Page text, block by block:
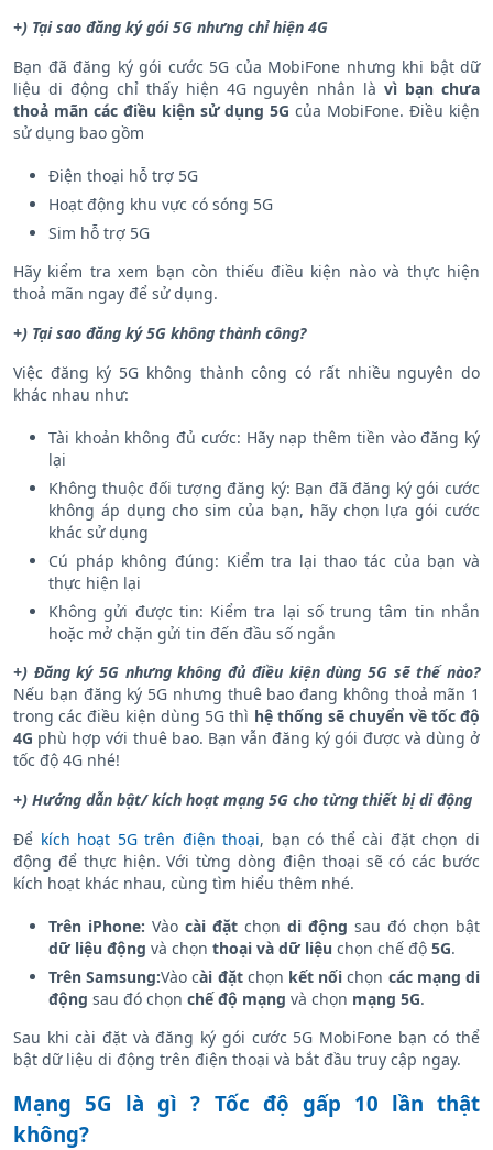
+) Tại sao đăng ký gói 5G nhưng chỉ hiện 4G
Bạn đã đăng ký gói cước 5G của MobiFone nhưng khi bật dữ
liệu di động chỉ thấy hiện 4G nguyên nhân làvì bạn chưa
thoả mãn các điều kiện sử dụng 5Gcủa MobiFone. Điều kiện
sử dụng bao gồm
Điện thoại hỗ trợ 5G
Hoạt động khu vực có sóng 5G
Sim hỗ trợ 5G
Hãy kiểm tra xem bạn còn thiếu điều kiện nào và thực hiện
thoả mãn ngay để sử dụng.
+) Tại sao đăng ký 5G không thành công?
Việc đăng ký 5G không thành công có rất nhiều nguyên do
khác nhau như:
Tài khoản không đủ cước: Hãy nạp thêm tiền vào đăng ký
lại
Không thuộc đối tượng đăng ký: Bạn đã đăng ký gói cước
không áp dụng cho sim của bạn, hãy chọn lựa gói cước
khác sử dụng
Cú pháp không đúng: Kiểm tra lại thao tác của bạn và
thực hiện lại
Không gửi được tin: Kiểm tra lại số trung tâm tin nhắn
hoặc mở chặn gửi tin đến đầu số ngắn
+) Đăng ký 5G nhưng không đủ điều kiện dùng 5G sẽ thế nào?
Nếu bạn đăng ký 5G nhưng thuê bao đang không thoả mãn 1
trong các điều kiện dùng 5G thì hệ thống sẽ chuyển về tốc độ
4G phù hợp với thuê bao. Bạn vẫn đăng ký gói được và dùng ở
tốc độ 4G nhé!
+) Hướng dẫn bật/ kích hoạt mạng 5G cho từng thiết bị di động
Để kích hoạt 5G trên điện thoại, bạn có thể cài đặt chọn di
động để thực hiện. Với từng dòng điện thoại sẽ có các bước
kích hoạt khác nhau, cùng tìm hiểu thêm nhé.
Trên iPhone: Vào cài đặt chọn di động sau đó chọn bật
dữ liệu động và chọn thoại và dữ liệu chọn chế độ 5G.
Trên Samsung:Vào cài đặtchọn kết nối chọn các mạng di
động sau đó chọn chế độ mạng và chọn mạng 5G.
Sau khi cài đặt và đăng ký gói cước 5G MobiFone bạn có thể
bật dữ liệu di động trên điện thoại và bắt đầu truy cập ngay.
Mạng 5G là gì ? Tốc độ gấp 10 lần thật
không?